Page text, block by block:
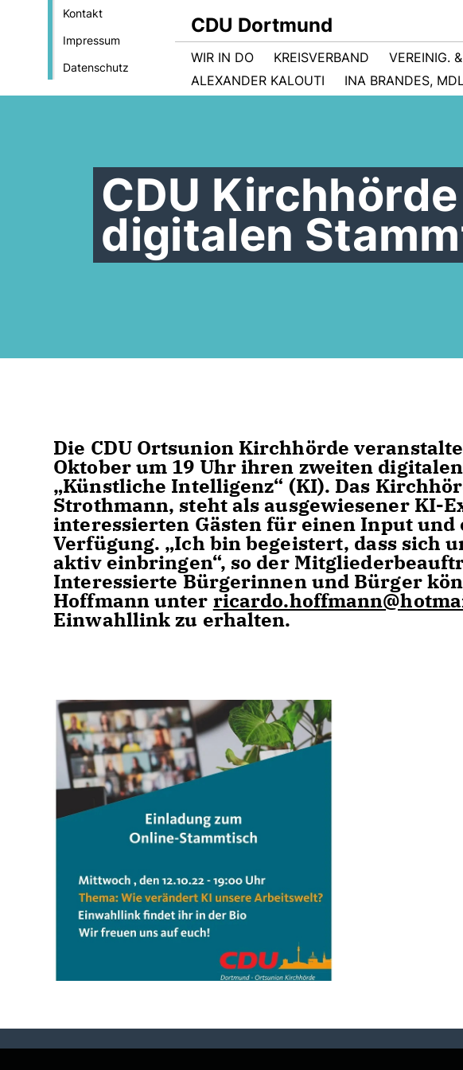
Kontakt
Impressum
Datenschutz
CDU Dortmund
WIR IN DO KREISVERBAND VEREINIG.
ALEXANDER KALOUTI
INA BRANDES,
CDU
digitalen
Die CDU Ortsunion Kirchhörde
Oktober um 19 Uhr ihren zweiten
Künstliche Intelligenz“ (KI). Das
Strothmann, steht als ausgewiesener KI-
interessierten Gästen für einen Input und
Verfügung. „Ich bin begeistert, dass sich
aktiv einbringen“, so der
Interessierte Bürgerinnen und Bürger
Hoffmann unter
Einwahllink zu erhalten.